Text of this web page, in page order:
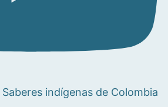
Saberes indígenas de Colombia